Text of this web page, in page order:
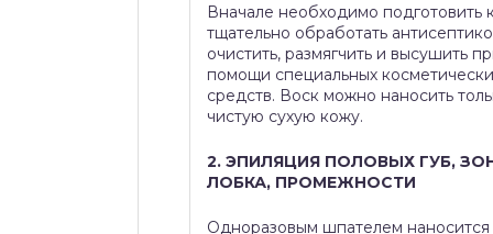
Вначале необходимо подготовить
тщательно обработать
очистить, размягчить и высушить
помощи специальных
средств. Воск можно наносить
чистую сухую кожу.
2. ЭПИЛЯЦИЯ ПОЛОВЫХ ГУБ,
ЛОБКА, ПРОМЕЖНОСТИ
Одноразовым шпателем наносится